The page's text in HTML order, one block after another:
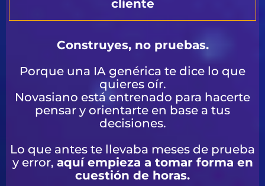
cliente
Construyes, no pruebas.
Porque una IA genérica te dice lo que
quieres oír.
Novasiano está entrenado para hacerte
pensar y orientarte en base a tus
decisiones.
Lo que antes te llevaba meses de prueba
y error, aquí empieza a tomar forma en
cuestión de horas.